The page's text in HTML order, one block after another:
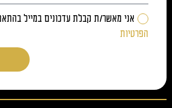
אני מאשר/ת קבלת עדכונים במייל
הפרטיות